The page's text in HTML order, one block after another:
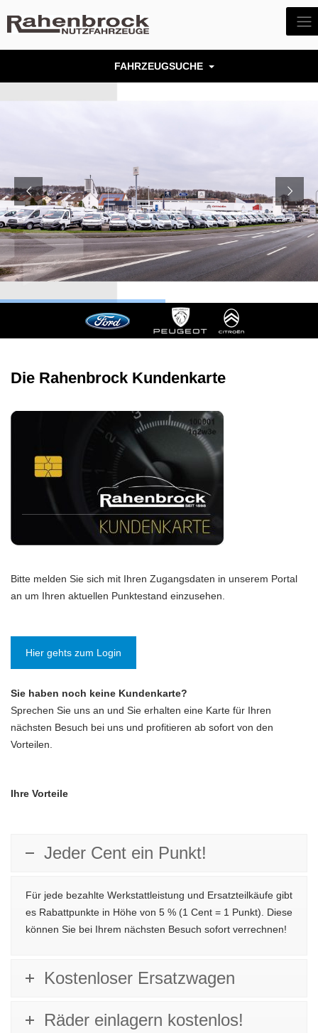
FAHRZEUGSUCHE
Die Rahenbrock Kundenkarte
Bitte melden Sie sich mit Ihren Zugangsdaten in unserem Portal
an um Ihren aktuellen Punktestand einzusehen.
Hier gehts zum Login
Sie haben noch keine Kundenkarte?
Sprechen Sie uns an und Sie erhalten eine Karte für Ihren
nächsten Besuch bei uns und profitieren ab sofort von den
Vorteilen.
Ihre Vorteile
Jeder Cent ein Punkt!
Für jede bezahlte Werkstattleistung und Ersatzteilkäufe gibt
es Rabattpunkte in Höhe von 5 % (1 Cent = 1 Punkt). Diese
können Sie bei Ihrem nächsten Besuch sofort verrechnen!
Kostenloser Ersatzwagen
Räder einlagern kostenlos!